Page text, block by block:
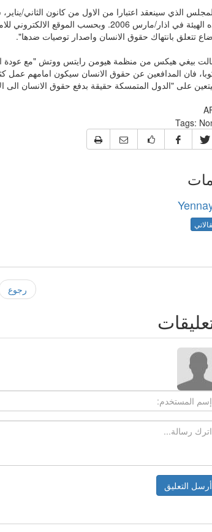
الذي سينعقد اعتبارا من الاول من كانون الثاني/
هذه الهيئة في اذار/مارس 2006. وبحسب
تتعلق بانتهاك حقوق الانسان واصدار توصيات ضدها".
بيغي هيكس من منظمة هيومن رايتس ووتش "مع عودة
فان المدافعين عن حقوق الانسان سيكون امامهم عمل
على "الدول المتمسكة حقيقة بدفع حقوق الانسان الى
Tags:
رجوع